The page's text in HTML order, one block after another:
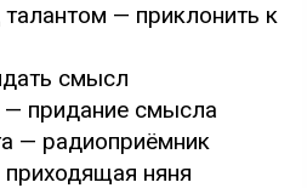
— приклонить к
смысл
— придание смысла
— радиоприёмник
няня